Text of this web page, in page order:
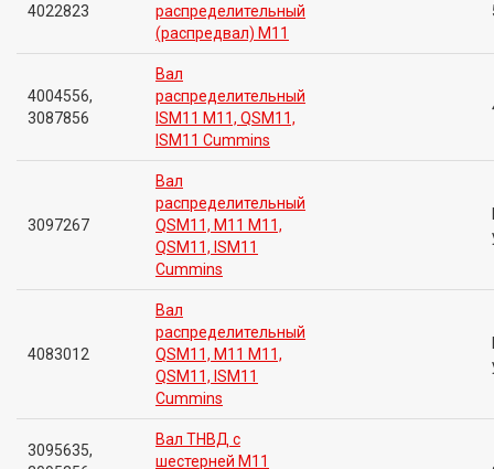
4022823
распределительный
(распредвал) M11
4004556,
3087856
Вал
распределительный
ISM11 M11, QSM11,
ISM11 Cummins
3097267
Вал
распределительный
QSM11, M11 M11,
QSM11, ISM11
Cummins
4083012
Вал
распределительный
QSM11, M11 M11,
QSM11, ISM11
Cummins
3095635,
Вал ТНВД с
шестерней M11